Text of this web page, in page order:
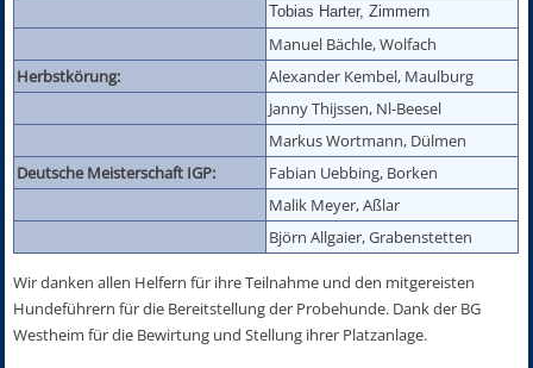
Tobias Harter, Zimmern
Manuel Bächle, Wolfach
Herbstkörung:
Alexander Kembel, Maulburg
Janny Thijssen, Nl-Beesel
Markus Wortmann, Dülmen
Deutsche Meisterschaft IGP:
Fabian Uebbing, Borken
Malik Meyer, Aßlar
Björn Allgaier, Grabenstetten
Wir danken allen Helfern für ihre Teilnahme und den mitgereisten
Hundeführern für die Bereitstellung der Probehunde. Dank der BG
Westheim für die Bewirtung und Stellung ihrer Platzanlage.